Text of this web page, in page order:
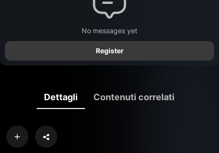
No messages yet
Register
Dettagli Contenuti correlati